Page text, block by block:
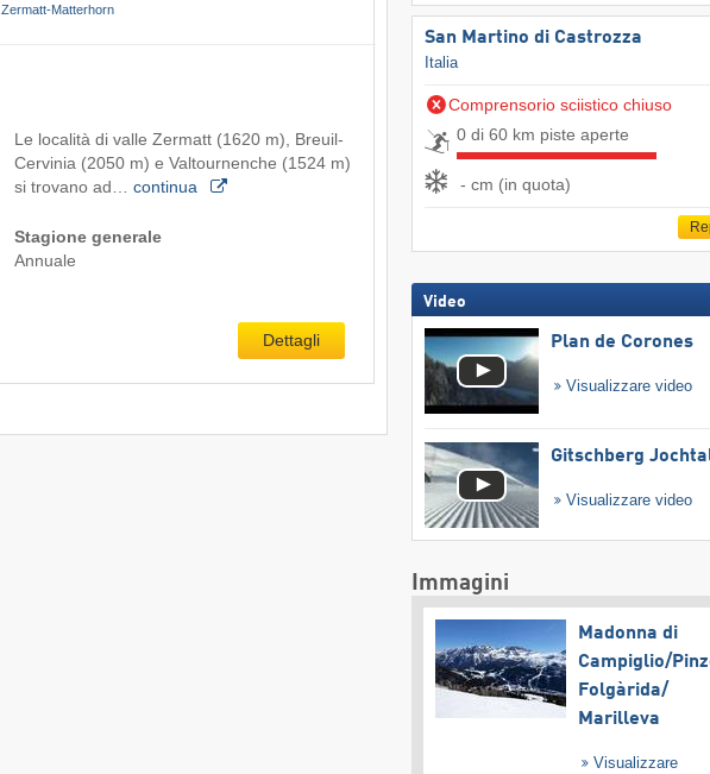
Zermatt-Matterhorn
Le località di valle Zermatt (1620 m), Breuil-
Cervinia (2050 m) e Valtournenche (1524 m)
si trovano ad… continua
Stagione generale
Annuale
Dettagli
San Martino di Castrozza
Italia
Comprensorio sciistico chiuso
0 di 60 km piste aperte
- cm (in quota)
Video
Plan de Corones
Visualizzare video
Gitschberg
Visualizzare video
Immagini
Madonna di
Campiglio/​
Folgàrida/​
Marilleva
Visualizzare